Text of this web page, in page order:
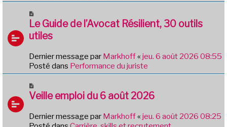
s
s
g
e
o
u
v
a
u
s
a
Le Guide de l’Avocat Résilient, 30 outils
utiles
Dernier message par Markhoff« jeu. 6 août 2026 08:55
Posté dans Performance du juriste
o
v
e
Veille emploi du 6 août 2026
Dernier message par Markhoff« jeu. 6 août 2026 08:25